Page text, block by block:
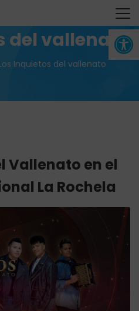
Abrir
del vallenato
Inquietos del vallenato
Vallenato en el
La Rochela